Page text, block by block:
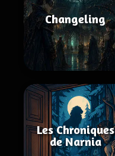
Changeling
Les Chroniques
de Narnia